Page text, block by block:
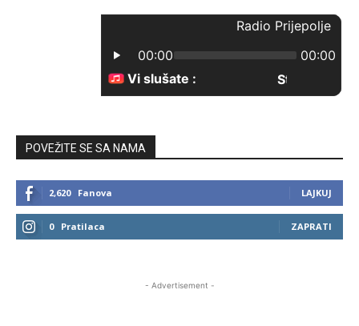
POVEŽITE SE SA NAMA
2,620 Fanova LAJKUJ
0 Pratilaca ZAPRATI
- Advertisement -